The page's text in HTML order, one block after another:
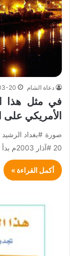
دعاة الشام 20
الأمريكي على
صورة #بغداد
20 #آذار 2003م بدأ عدوان #أمريكا على #العراق…
أكمل القراءة »